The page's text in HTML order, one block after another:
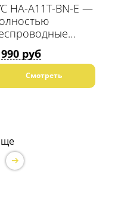
HA-A11T-BN-E —
Смотреть
руб